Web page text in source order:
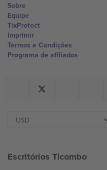
Sobre
Equipe
TixProtect
Imprimir
Termos e Condições
Programa de afiliados
Escritórios Ticombo